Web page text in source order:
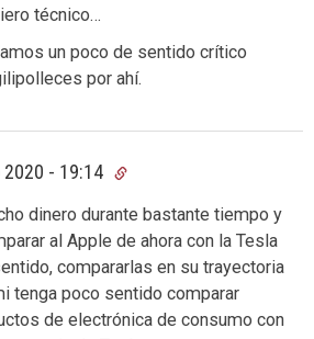
técnico…
un poco de sentido crítico
por ahí.
- 19:14
dinero durante bastante tiempo y
al Apple de ahora con la Tesla
compararlas en su trayectoria
tenga poco sentido comparar
de electrónica de consumo con